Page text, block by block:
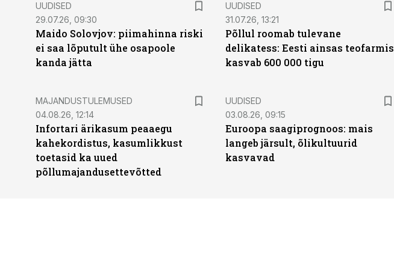
UUDISED
29.07.26, 09:30
Maido Solovjov: piimahinna riski
ei saa lõputult ühe osapoole
kanda jätta
UUDISED
31.07.26, 13:21
Põllul roomab tulevane
delikatess: Eesti ainsas teofarmis
kasvab 600 000 tigu
MAJANDUSTULEMUSED
04.08.26, 12:14
Infortari ärikasum peaaegu
kahekordistus, kasumlikkust
toetasid ka uued
põllumajandusettevõtted
UUDISED
03.08.26, 09:15
Euroopa saagiprognoos: mais
langeb järsult, õlikultuurid
kasvavad